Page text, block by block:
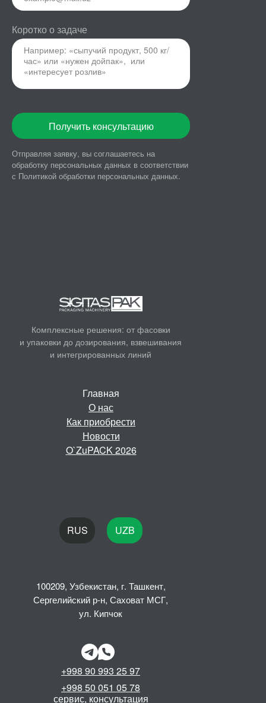
+998 90 993 25 97
+998 50 051 05 78
сервис, консультация
UZB
RUS
Коротко о задаче
Получить консультацию
Отправляя заявку, вы соглашаетесь на
обработку персональных данных в соответствии
с Политикой обработки персональных данных.
Главная
О нас
Как приобрести
Новости
O`ZuPACK 2026
100209, Узбекистан, г. Ташкент,
Сергелийский р-н, Саховат МСГ,
ул. Кипчок
Комплексные решения: от фасовки
и упаковки до дозирования, взвешивания
и интегрированных линий